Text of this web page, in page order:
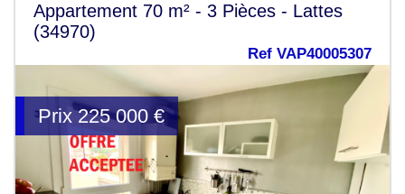
Appartement 70 m² - 3 Pièces - Lattes
(34970)
Ref VAP40005307
Prix 225 000 €